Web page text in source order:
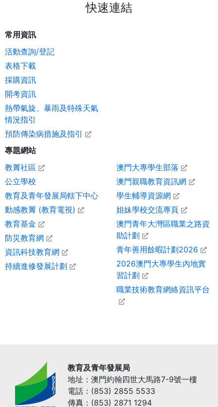
快速連結
常用資訊
活動查詢/登記
表格下載
採購資訊
開考資訊
熱帶氣旋、暴雨及特殊天氣
情況指引
預防傳染病措施及指引
專題網站
教菁社區
公立學校
教育及青年發展局轄下中心
動感教菁 (教育電視)
教育基金
防災教育網
資訊科技教育網
持續進修發展計劃
澳門大專學生部落
澳門親職教育資訊網
學生輔導資源網
姐妹學校交流專頁
澳門青年大灣區職業之路資
助計劃
青年善用餘暇計劃2026
2026澳門大專學生內地實
習計劃
職業技術教育網絡資訊平台
教育及青年發展局
地址：澳門約翰四世大馬路7-9號一樓
電話：(853) 2855 5533
傳真：(853) 2871 1294